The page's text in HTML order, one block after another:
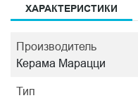
ХАРАКТЕРИСТИКИ
Производитель
Керама Марацци
Тип